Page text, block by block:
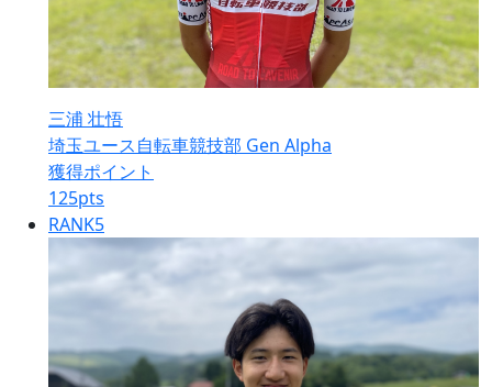
三浦 壮悟
埼玉ユース自転車競技部 Gen Alpha
獲得ポイント
125pts
RANK5